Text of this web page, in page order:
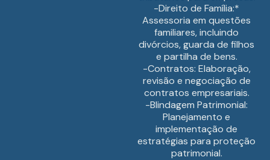
-Direito de Família:*
Assessoria em questões
familiares, incluindo
divórcios, guarda de filhos
e partilha de bens.
-Contratos: Elaboração,
revisão e negociação de
contratos empresariais.
-Blindagem Patrimonial:
Planejamento e
implementação de
estratégias para proteção
patrimonial.